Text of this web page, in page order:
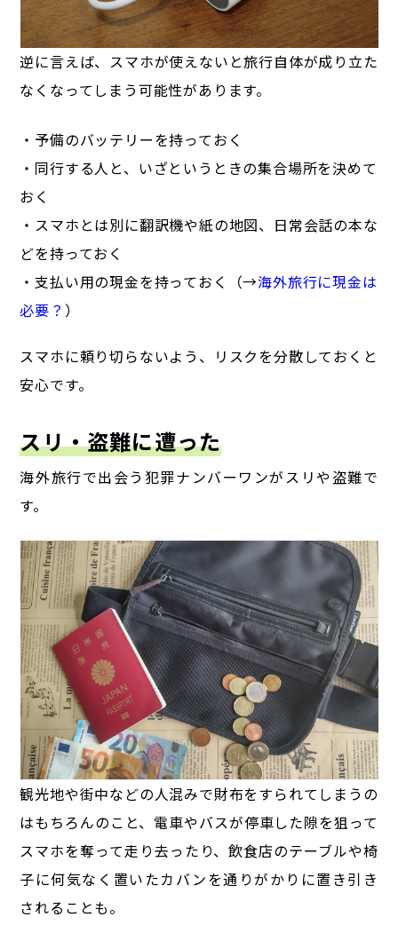
逆に言えば、スマホが使えないと旅行自体が成り立た
なくなってしまう可能性があります。
・予備のバッテリーを持っておく
・同行する人と、いざというときの集合場所を決めて
おく
・スマホとは別に翻訳機や紙の地図、日常会話の本な
どを持っておく
・支払い用の現金を持っておく（→海外旅行に現金は
必要？ ）
スマホに頼り切らないよう、リスクを分散しておくと
安心です。
スリ・盗難に遭った
海外旅行で出会う犯罪ナンバーワンがスリや盗難で
す。
観光地や街中などの人混みで財布をすられてしまうの
はもちろんのこと、電車やバスが停車した隙を狙って
スマホを奪って走り去ったり、飲食店のテーブルや椅
子に何気なく置いたカバンを通りがかりに置き引き
されることも。